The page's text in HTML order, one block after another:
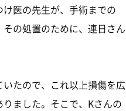
医の先生が、手術までの
の処置のために、連日さん
たので、これ以上損傷を広
ました。そこで、Kさんの